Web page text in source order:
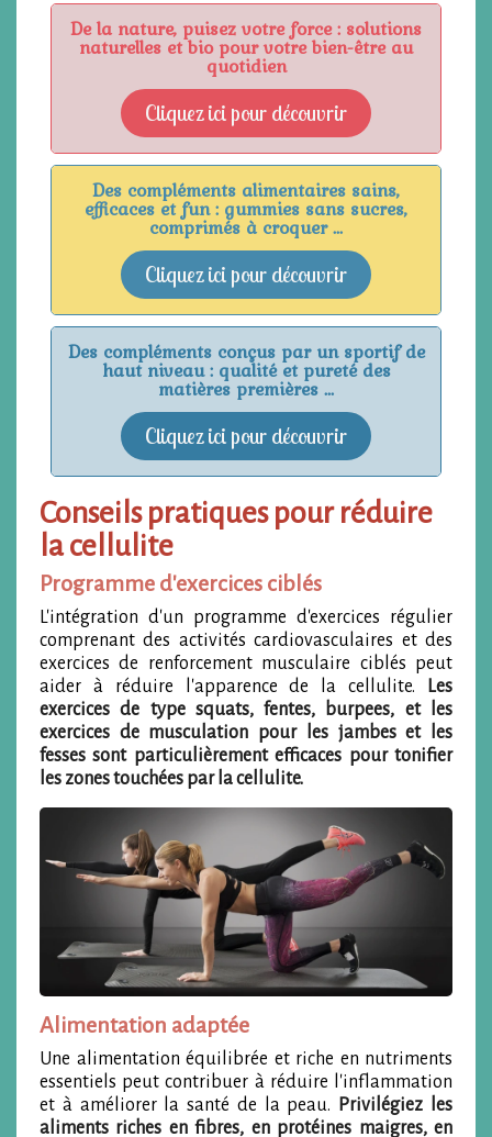
De la nature, puisez votre force : solutions
naturelles et bio pour votre bien-être au
quotidien
Cliquez ici pour découvrir
Des compléments alimentaires sains,
efficaces et fun : gummies sans sucres,
comprimés à croquer ...
Cliquez ici pour découvrir
Des compléments conçus par un sportif de
haut niveau : qualité et pureté des
matières premières ...
Cliquez ici pour découvrir
Conseils pratiques pour réduire
la cellulite
Programme d'exercices ciblés
L'intégration d'un programme d'exercices régulier
comprenant des activités cardiovasculaires et des
exercices de renforcement musculaire ciblés peut
aider à réduire l'apparence de la cellulite. Les
exercices de type squats, fentes, burpees, et les
exercices de musculation pour les jambes et les
fesses sont particulièrement efficaces pour tonifier
les zones touchées par la cellulite.
Alimentation adaptée
Une alimentation équilibrée et riche en nutriments
essentiels peut contribuer à réduire l'inflammation
et à améliorer la santé de la peau. Privilégiez les
aliments riches en fibres, en protéines maigres, en